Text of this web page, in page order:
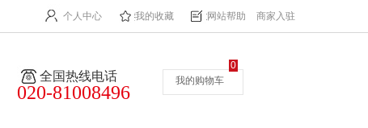
个人中心 我的收藏 网站帮助 商家入驻
全国热线电话
020-81008496
我的购物车
0